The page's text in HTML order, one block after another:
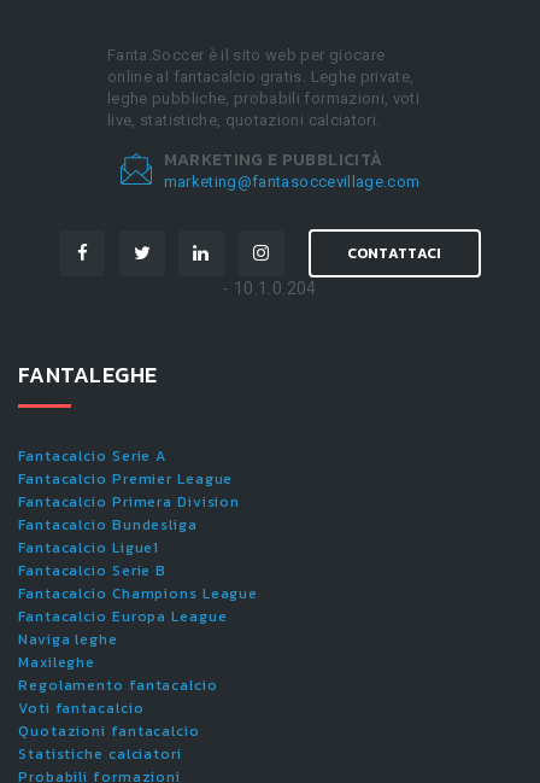
Fanta.Soccer è il sito web per giocare
online al fantacalcio gratis. Leghe private,
leghe pubbliche, probabili formazioni, voti
live, statistiche, quotazioni calciatori.
MARKETING E PUBBLICITÀ
marketing@fantasoccevillage.com
CONTATTACI
- 10.1.0.204
FANTALEGHE
Fantacalcio Serie A
Fantacalcio Premier League
Fantacalcio Primera Division
Fantacalcio Bundesliga
Fantacalcio Ligue1
Fantacalcio Serie B
Fantacalcio Champions League
Fantacalcio Europa League
Naviga leghe
Maxileghe
Regolamento fantacalcio
Voti fantacalcio
Quotazioni fantacalcio
Statistiche calciatori
Probabili formazioni